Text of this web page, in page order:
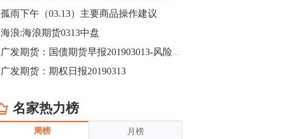
立涨势，白银将开启补涨，且涨幅超过黄
金，金银比有望高位回归。
13:55
豆二期货主力合约涨停，涨幅达3.98%，报
CBOT大豆期货市场上涨，11月期约收高
影响，夜盘连粕高位窄幅震荡，建议短线
操作为主。 ...
13:54
8月5日消息，内外盘贵金属强劲走升，沪
金主力合约涨停，涨幅3.99%，报334.00
孤雨下午（03.13）主要商品操作建议
海浪:海浪期货0313中盘
广发期货：国债期货早报201903013-风险偏好抬升将继续施压期债
广发期货：期权日报20190313
名家热力榜
周榜 月榜